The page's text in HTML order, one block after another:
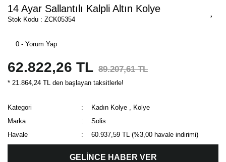
14 Ayar Sallantılı Kalpli Altın Kolye
Stok Kodu : ZCK05354
0 - Yorum Yap
62.822,26 TL 89.207,61 TL
* 21.864,24 TL den başlayan taksitlerle!
Kategori Kadın Kolye
Kolye
Marka
Solis
Havale
60.937,59 TL (%3,00 havale indirimi)
GELİNCE HABER VER